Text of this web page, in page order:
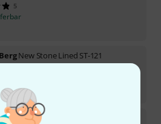
5
New Stone Lined ST-121
New Stone Lined ST-135 Tuxedo